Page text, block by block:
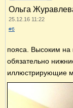
Ольга
25.12.16 11:22
#6
пояса. Высоким на
обязательно
иллюстрирующие